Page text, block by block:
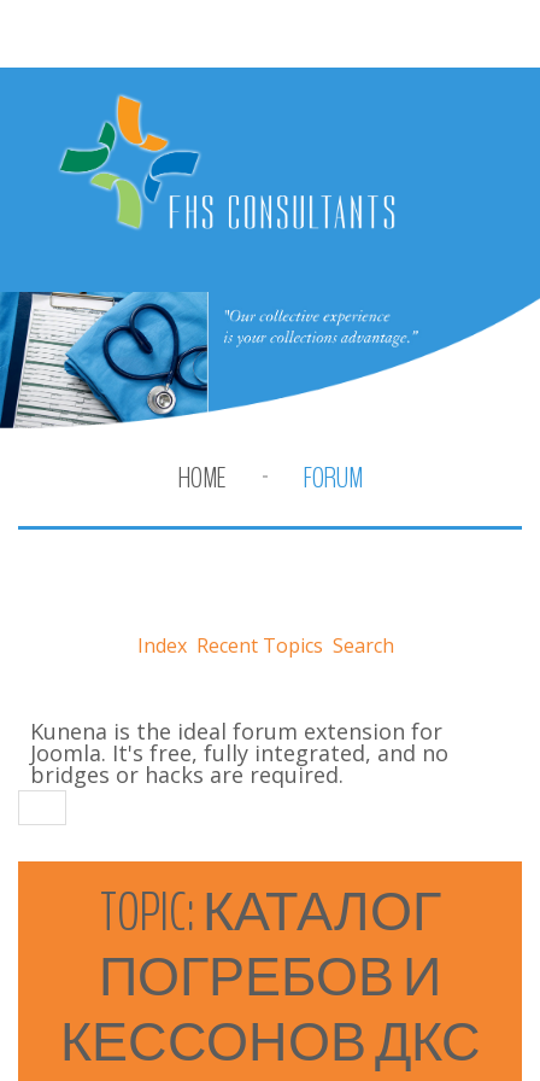
HOME FORUM
Index Recent Topics Search
Kunena is the ideal forum extension for
Joomla. It's free, fully integrated, and no
bridges or hacks are required.
TOPIC:КАТАЛОГ
ПОГРЕБОВ И
КЕССОНОВДКС